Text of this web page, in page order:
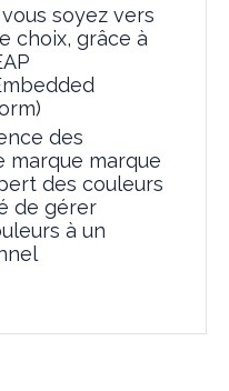
soyez vers
choix, grâce à
des
marque marque
des couleurs
de gérer
à un